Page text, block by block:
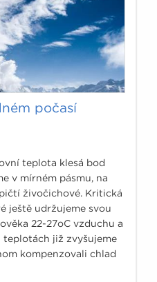
počasí
teplota klesá bod
v mírném pásmu, na
živočichové. Kritická
ještě udržujeme svou
22-27oC vzduchu a
teplotách již zvyšujeme
kompenzovali chlad